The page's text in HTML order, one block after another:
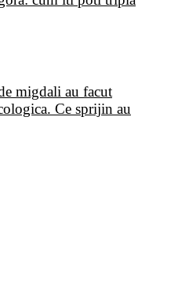
migdali au facut
Ce sprijin au